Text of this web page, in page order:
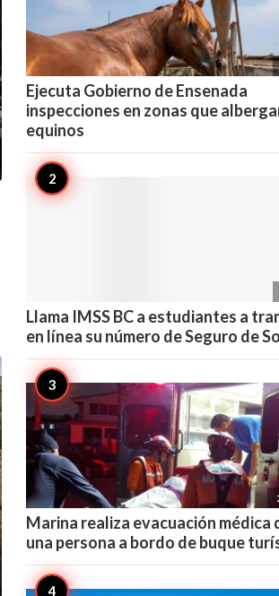
Ejecuta Gobierno de Ensenada
inspecciones en zonas que
equinos
Llama IMSS BC a estudiantes a
en línea su número de Seguro de
Marina realiza evacuación médica
una persona a bordo de buque